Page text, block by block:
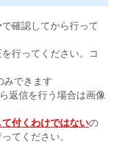
で確認してから行って
行ってください。コ
みできます
返信を行う場合は画像
付くわけではないの
てください。